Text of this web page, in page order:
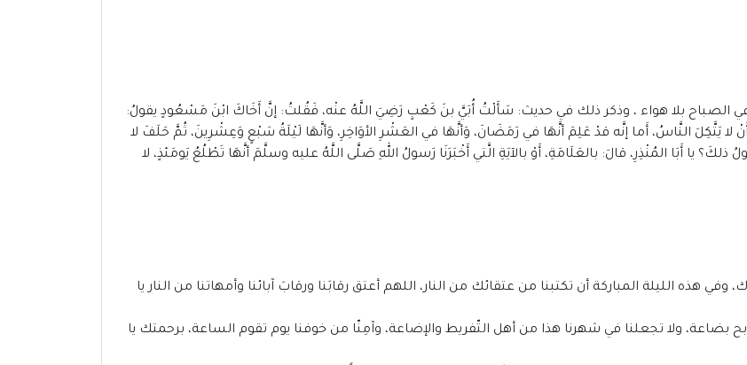
الصباح بلا هواء ، وذكر ذلك في حديث: سَأَلْتُ أُبَيَّ بنَ كَعْبٍ رَضِيَ اللَّهُ عنْه، فَقُلتُ: إنَّ أَخَاكَ ابْنَ مَسْعُودٍ يقولُ:
لا يَتَّكِلَ النَّاسُ، أَما إنَّه قدْ عَلِمَ أنَّهَا في رَمَضَانَ، وَأنَّهَا في العَشْرِ الأوَاخِرِ، وَأنَّهَا لَيْلَةُ سَبْعٍ وَعِشْرِينَ، ثُمَّ حَلَفَ لا
يا أَبَا المُنْذِرِ، قالَ: بالعَلَامَةِ، أَوْ بالآيَةِ الَّتي أَخْبَرَنَا رَسولُ اللهِ صَلَّى اللَّهُ عليه وسلَّمَ أنَّهَا تَطْلُعُ يَومَئذٍ، لا
وفي هذه الليلة المباركة أن تكتبنا من عتقائك من النار، اللهم أعتق رقابَنا ورقابَ آبائنا وأمهاتنا من النار يا
بضاعة، ولا تجعلنا في شهرنا هذا من أهل التّفريط والإضاعة، وآمِنّا من خوفنا يوم تقوم الساعة، برحمتك يا